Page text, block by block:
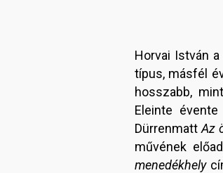
Horvai István
típus, másfél
hosszabb,
Eleinte
DürrenmattAz
művének
menedékhely